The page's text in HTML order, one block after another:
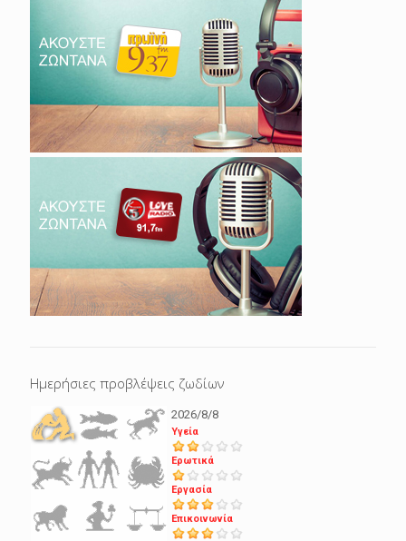
Ημερήσιες προβλέψεις ζωδίων
2026/8/8
Υγεία
Ερωτικά
Εργασία
Επικοινωνία